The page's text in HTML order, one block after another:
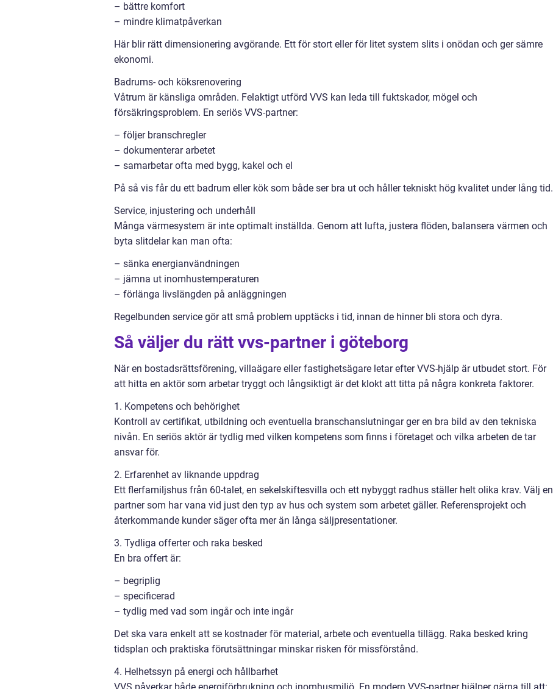
– bättre komfort
– mindre klimatpåverkan
Här blir rätt dimensionering avgörande. Ett för stort eller för litet system slits i onödan och ger sämre
ekonomi.
Badrums- och köksrenovering
Våtrum är känsliga områden. Felaktigt utförd VVS kan leda till fuktskador, mögel och
försäkringsproblem. En seriös VVS-partner:
– följer branschregler
– dokumenterar arbetet
– samarbetar ofta med bygg, kakel och el
På så vis får du ett badrum eller kök som både ser bra ut och håller tekniskt hög kvalitet under lång tid.
Service, injustering och underhåll
Många värmesystem är inte optimalt inställda. Genom att lufta, justera flöden, balansera värmen och
byta slitdelar kan man ofta:
– sänka energianvändningen
– jämna ut inomhustemperaturen
– förlänga livslängden på anläggningen
Regelbunden service gör att små problem upptäcks i tid, innan de hinner bli stora och dyra.
Så väljer du rätt vvs-partner i göteborg
När en bostadsrättsförening, villaägare eller fastighetsägare letar efter VVS-hjälp är utbudet stort. För
att hitta en aktör som arbetar tryggt och långsiktigt är det klokt att titta på några konkreta faktorer.
1. Kompetens och behörighet
Kontroll av certifikat, utbildning och eventuella branschanslutningar ger en bra bild av den tekniska
nivån. En seriös aktör är tydlig med vilken kompetens som finns i företaget och vilka arbeten de tar
ansvar för.
2. Erfarenhet av liknande uppdrag
Ett flerfamiljshus från 60-talet, en sekelskiftesvilla och ett nybyggt radhus ställer helt olika krav. Välj en
partner som har vana vid just den typ av hus och system som arbetet gäller. Referensprojekt och
återkommande kunder säger ofta mer än långa säljpresentationer.
3. Tydliga offerter och raka besked
En bra offert är:
– begriplig
– specificerad
– tydlig med vad som ingår och inte ingår
Det ska vara enkelt att se kostnader för material, arbete och eventuella tillägg. Raka besked kring
tidsplan och praktiska förutsättningar minskar risken för missförstånd.
4. Helhetssyn på energi och hållbarhet